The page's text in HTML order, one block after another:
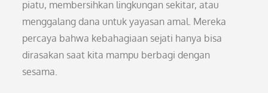
piatu, membersihkan lingkungan sekitar, atau
menggalang dana untuk yayasan amal. Mereka
percaya bahwa kebahagiaan sejati hanya bisa
dirasakan saat kita mampu berbagi dengan
sesama.